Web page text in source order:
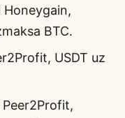
Honeygain,
BTC.
USDT uz